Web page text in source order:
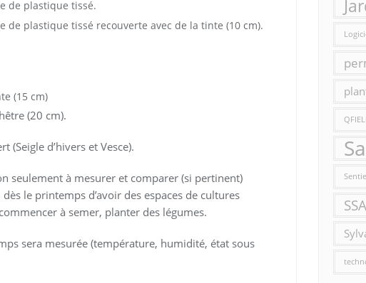
de plastique tissé.
de plastique tissé recouverte avec de la tinte (10 cm).
(15 cm)
(20 cm).
(Seigle d’hivers et Vesce).
seulement à mesurer et comparer (si pertinent)
le printemps d’avoir des espaces de cultures
à semer, planter des légumes.
sera mesurée (température, humidité, état sous
SSA